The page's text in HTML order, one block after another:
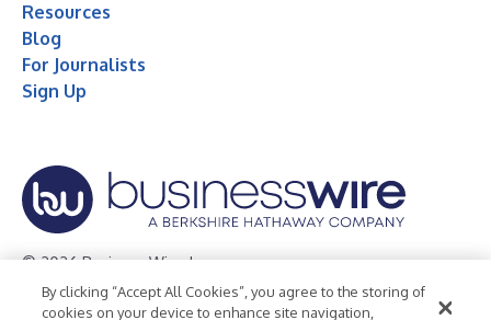
Resources
Blog
For Journalists
Sign Up
© 2026 Business Wire, Inc.
Privacy Policy Cookie Policy Accessibility Statement
By clicking “Accept All Cookies”, you agree to the storing of
cookies on your device to enhance site navigation,